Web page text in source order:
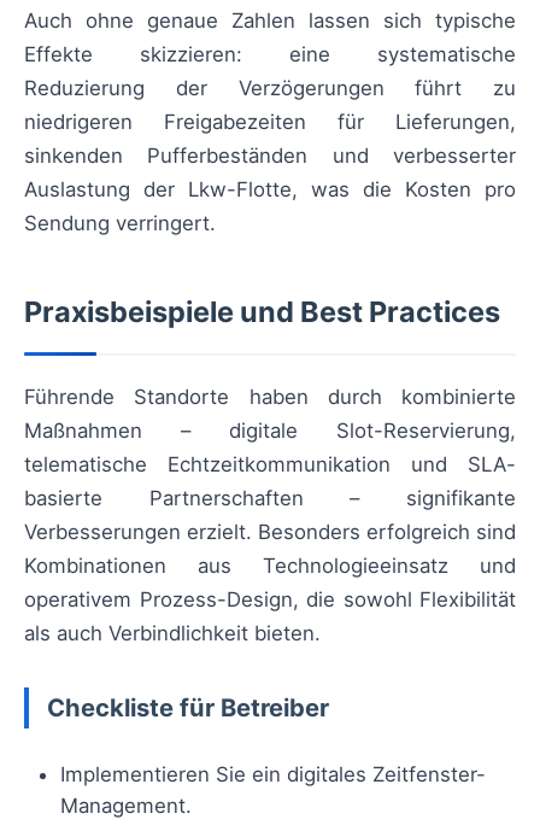
Auch ohne genaue Zahlen lassen sich typische
Effekte skizzieren: eine systematische
Reduzierung der Verzögerungen führt zu
niedrigeren Freigabezeiten für Lieferungen,
sinkenden Pufferbeständen und verbesserter
Auslastung der Lkw-Flotte, was die Kosten pro
Sendung verringert.
Praxisbeispiele und Best Practices
Führende Standorte haben durch kombinierte
Maßnahmen – digitale Slot-Reservierung,
telematische Echtzeitkommunikation und SLA-
basierte Partnerschaften – signifikante
Verbesserungen erzielt. Besonders erfolgreich sind
Kombinationen aus Technologieeinsatz und
operativem Prozess-Design, die sowohl Flexibilität
als auch Verbindlichkeit bieten.
Checkliste für Betreiber
Implementieren Sie ein digitales Zeitfenster-
Management.